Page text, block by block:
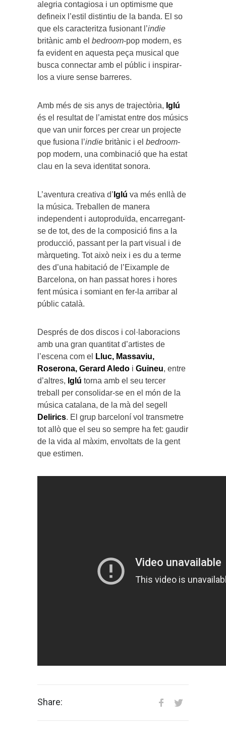
alegria contagiosa i un optimisme que
defineix l’estil distintiu de la banda. El so
que els caracteritza fusionant l’indie
britànic amb el bedroom-pop modern, es
fa evident en aquesta peça musical que
busca connectar amb el públic i inspirar-
los a viure sense barreres.
Amb més de sis anys de trajectòria, Iglú
és el resultat de l’amistat entre dos músics
que van unir forces per crear un projecte
que fusiona l’indie britànic i el bedroom-
pop modern, una combinació que ha estat
clau en la seva identitat sonora.
L’aventura creativa d’ Iglú va més enllà de
la música. Treballen de manera
independent i autoproduïda, encarregant-
se de tot, des de la composició fins a la
producció, passant per la part visual i de
màrqueting. Tot això neix i es du a terme
des d’una habitació de l’Eixample de
Barcelona, on han passat hores i hores
fent música i somiant en fer-la arribar al
públic català.
Després de dos discos i col·laboracions
amb una gran quantitat d’artistes de
l’escena com el
Lluc, Massaviu,
Roserona, Gerard Aledo i Guineu, entre
d’altres, Iglú torna amb el seu tercer
treball per consolidar-se en el món de la
música catalana, de la mà del segell
Delirics. El grup barceloní vol transmetre
tot allò que el seu so sempre ha fet: gaudir
de la vida al màxim, envoltats de la gent
que estimen.
Share: